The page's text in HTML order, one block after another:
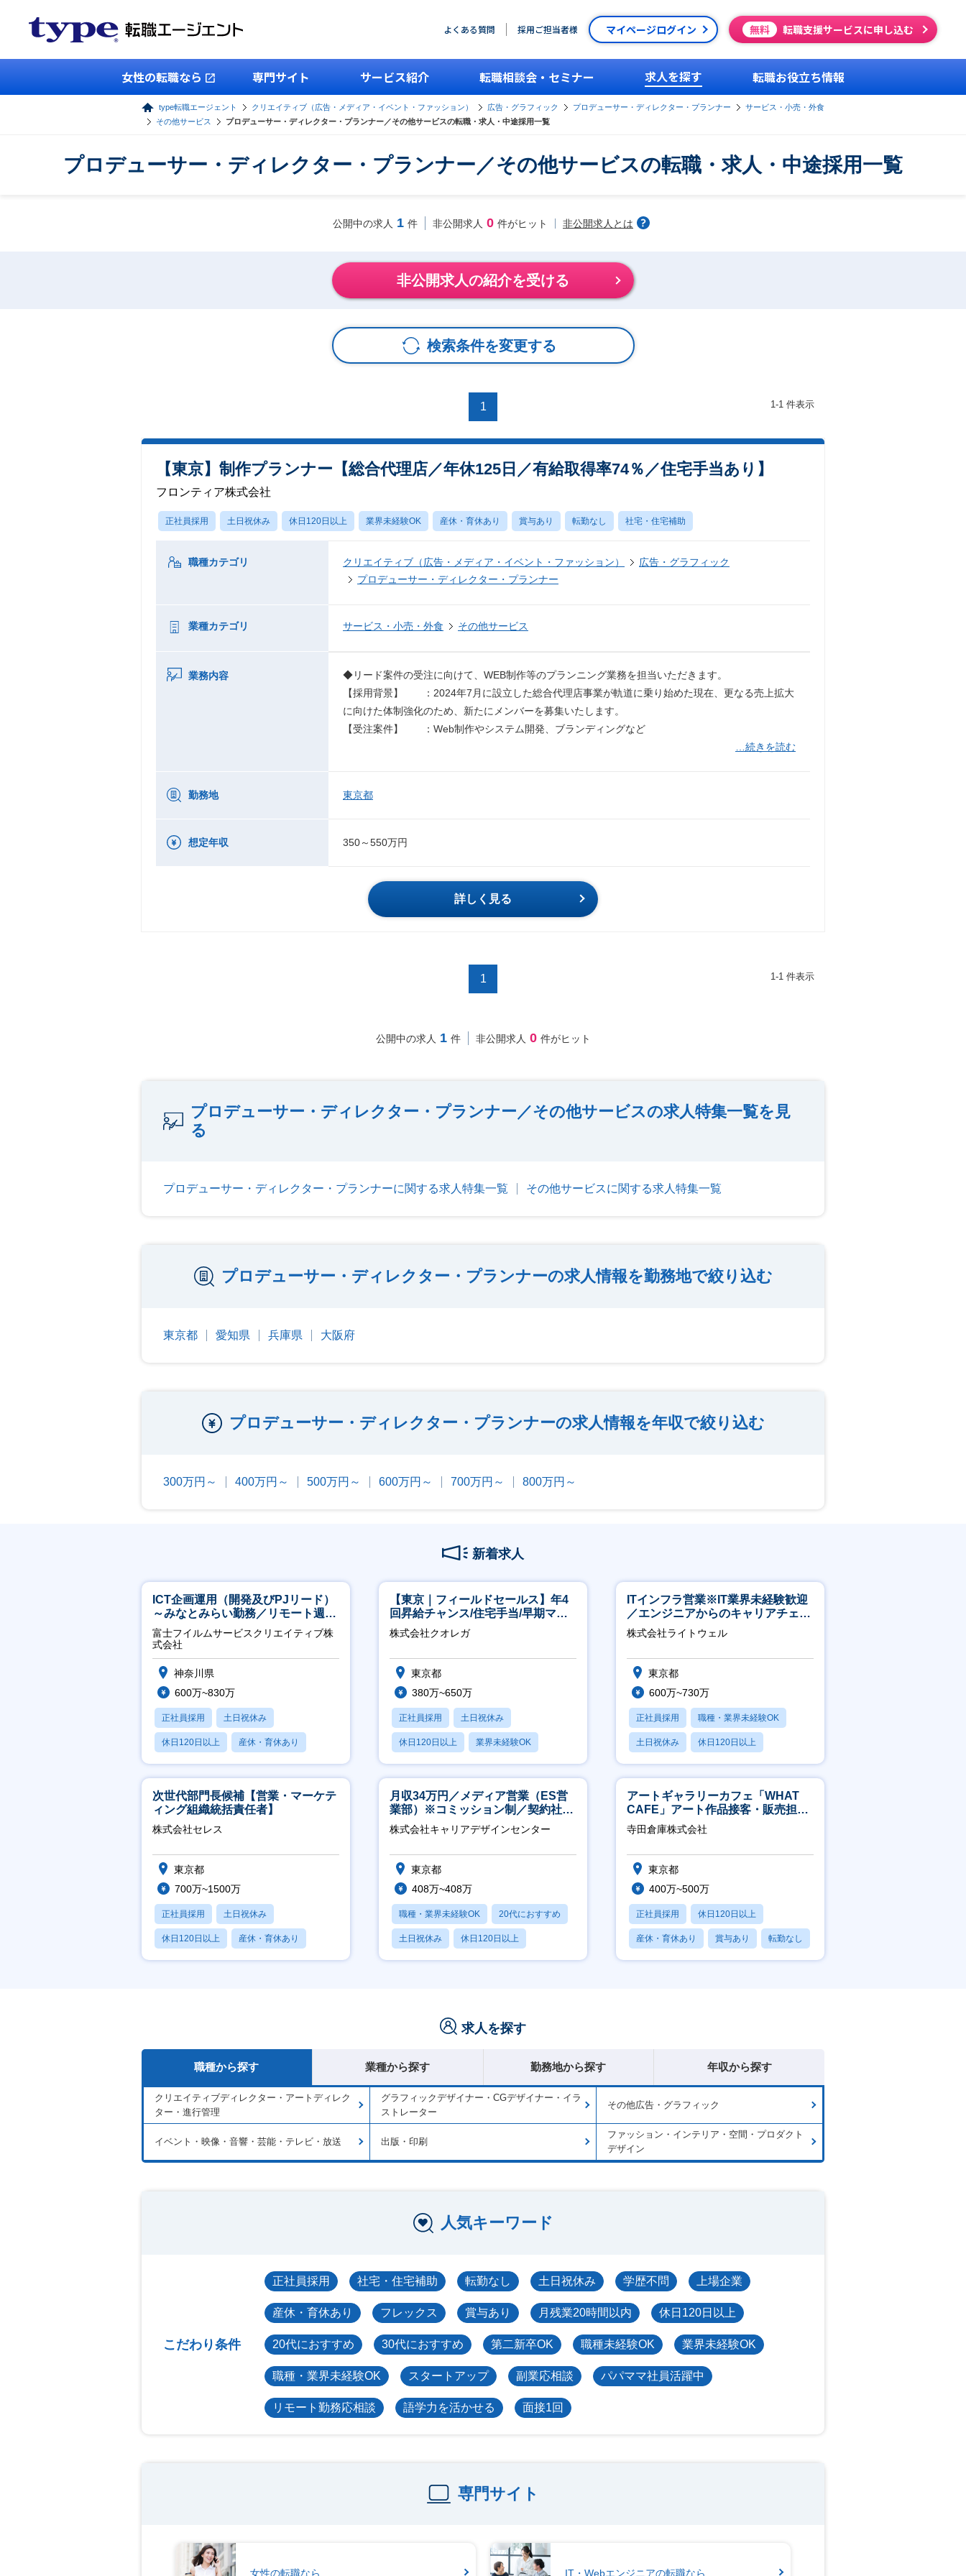
よくある質問 採用ご担当者様 マイページログイン 無料 転職支援サービスに申し込む
女性の転職なら 専門サイト サービス紹介 転職相談会・セミナー 求人を探す 転職お役立ち情報
type転職エージェント クリエイティブ（広告・メディア・イベント・ファッション） 広告・グラフィック プロデューサー・ディレクター・プランナー
サービス・小売・外食
その他サービス
プロデューサー・ディレクター・プランナー／その他サービスの転職・求人・中途採用一覧
プロデューサー・ディレクター・プランナー／その他サービスの転職・求人・中途採用一覧
公開中の求人 1 件 非公開求人 0 件がヒット 非公開求人とは
非公開求人の紹介を受ける
検索条件を変更する
1 1-1 件表示
【東京】制作プランナー【総合代理店／年休125日／有給取得率74％／住宅手当あり】
フロンティア株式会社
正社員採用 土日祝休み 休日120日以上 業界未経験OK 産休・育休あり 賞与あり 転勤なし 社宅・住宅補助
職種カテゴリ クリエイティブ（広告・メディア・イベント・ファッション）
広告・グラフィック
プロデューサー・ディレクター・プランナー
業種カテゴリ サービス・小売・外食 その他サービス
業務内容
◆リード案件の受注に向けて、WEB制作等のプランニング業務を担当いただきます。
【採用背景】 ：2024年7月に設立した総合代理店事業が軌道に乗り始めた現在、更なる売上拡大
に向けた体制強化のため、新たにメンバーを募集いたします。
【受注案件】 ：Web制作やシステム開発、ブランディングなど
…続きを読む
勤務地 東京都
想定年収 350～550万円
詳しく見る
1 1-1 件表示
公開中の求人 1 件 非公開求人 0 件がヒット
プロデューサー・ディレクター・プランナー／その他サービスの求人特集一覧を見
る
プロデューサー・ディレクター・プランナーに関する求人特集一覧 その他サービスに関する求人特集一覧
プロデューサー・ディレクター・プランナーの求人情報を勤務地で絞り込む
東京都 愛知県 兵庫県 大阪府
プロデューサー・ディレクター・プランナーの求人情報を年収で絞り込む
300万円～ 400万円～ 500万円～ 600万円～ 700万円～ 800万円～
新着求人
ICT企画運用（開発及びPJリード）
～みなとみらい勤務／リモート週
2OK／業務改善～
富士フイルムサービスクリエイティブ株
式会社
神奈川県
600万~830万
正社員採用 土日祝休み
休日120日以上 産休・育休あり
月残業20時間以内
【東京｜フィールドセールス】年4
回昇給チャンス/住宅手当/早期マネ
ジメント機会あり！
株式会社クオレガ
東京都
380万~650万
正社員採用 土日祝休み
休日120日以上 業界未経験OK
産休・育休あり
ITインフラ営業※IT業界未経験歓迎
／エンジニアからのキャリアチェン
ジ可※【週3～4日リモート可能】
株式会社ライトウェル
東京都
600万~730万
正社員採用 職種・業界未経験OK
土日祝休み 休日120日以上
月残業20時間以内
次世代部門長候補【営業・マーケテ
ィング組織統括責任者】
株式会社セレス
東京都
700万~1500万
正社員採用 土日祝休み
休日120日以上 産休・育休あり
賞与あり
月収34万円／メディア営業（ES営
業部）※コミッション制／契約社員
※4年目以降無期化
株式会社キャリアデザインセンター
東京都
408万~408万
職種・業界未経験OK 20代におすすめ
土日祝休み 休日120日以上
産休・育休あり
アートギャラリーカフェ「WHAT
CAFE」アート作品接客・販売担当
※アート領域未経験可
寺田倉庫株式会社
東京都
400万~500万
正社員採用 休日120日以上
産休・育休あり 賞与あり 転勤なし
求人を探す
職種から探す 業種から探す 勤務地から探す 年収から探す
クリエイティブディレクター・アートディレク
ター・進行管理
グラフィックデザイナー・CGデザイナー・イラ
ストレーター
その他広告・グラフィック
イベント・映像・音響・芸能・テレビ・放送 出版・印刷
ファッション・インテリア・空間・プロダクト
デザイン
人気キーワード
こだわり条件
正社員採用 社宅・住宅補助 転勤なし 土日祝休み 学歴不問 上場企業
産休・育休あり フレックス 賞与あり 月残業20時間以内 休日120日以上
20代におすすめ 30代におすすめ 第二新卒OK 職種未経験OK 業界未経験OK
職種・業界未経験OK スタートアップ 副業応相談 パパママ社員活躍中
リモート勤務応相談 語学力を活かせる 面接1回
専門サイト
女性の転職なら IT・Webエンジニアの転職なら